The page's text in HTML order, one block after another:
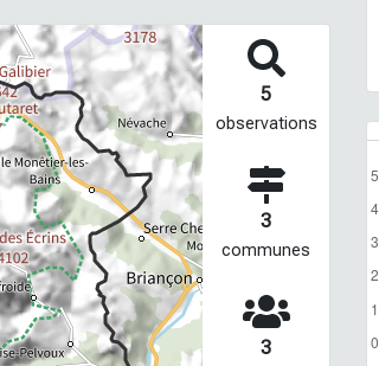
5
observations
3
communes
3